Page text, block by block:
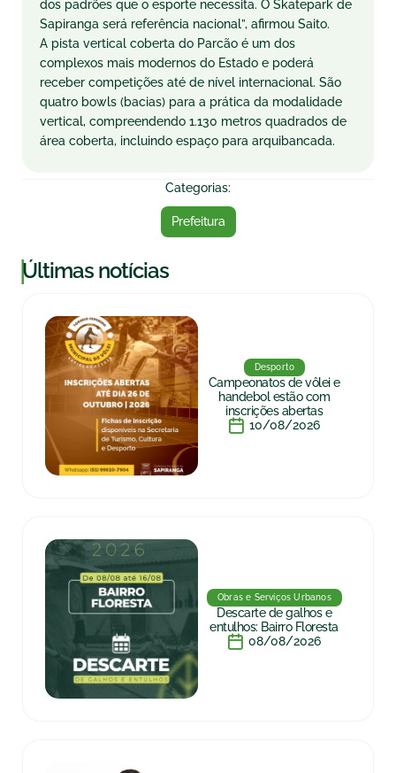
dos padrões que o esporte necessita. O Skatepark de
Sapiranga será referência nacional”, afirmou Saito.
A pista vertical coberta do Parcão é um dos
complexos mais modernos do Estado e poderá
receber competições até de nível internacional. São
quatro bowls (bacias) para a prática da modalidade
vertical, compreendendo 1.130 metros quadrados de
área coberta, incluindo espaço para arquibancada.
Categorias:
Prefeitura
|Últimas notícias
Desporto
Campeonatos de vôlei e
handebol estão com
inscrições abertas
10/08/2026
Obras e Serviços Urbanos
Descarte de galhos e
entulhos: Bairro Floresta
08/08/2026